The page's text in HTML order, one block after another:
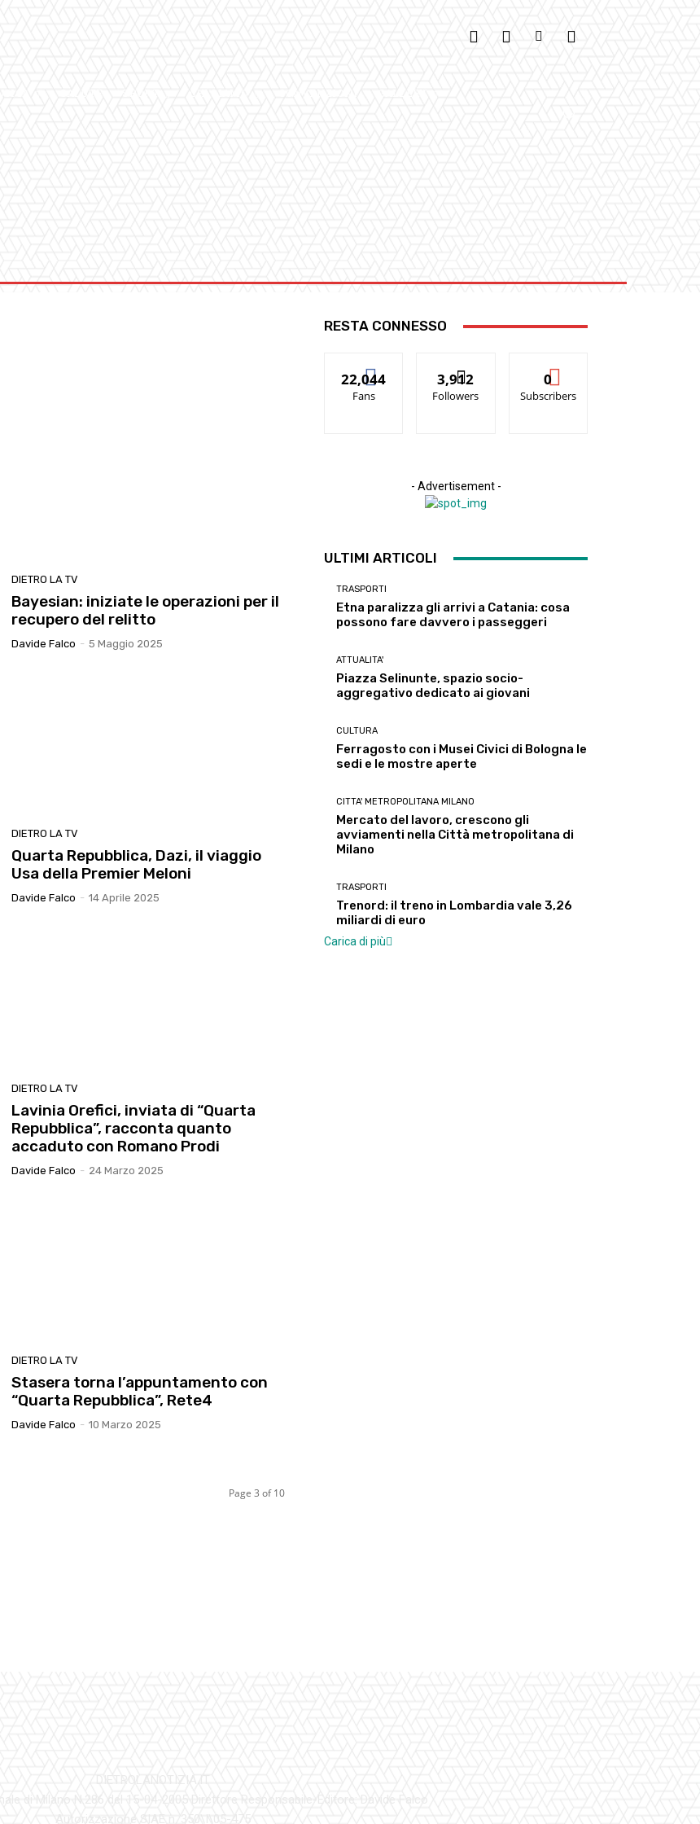
DIETRO LA TV
Bayesian: iniziate le operazioni per il
recupero del relitto
Davide Falco - 5 Maggio 2025
DIETRO LA TV
Quarta Repubblica, Dazi, il viaggio
Usa della Premier Meloni
Davide Falco - 14 Aprile 2025
DIETRO LA TV
Lavinia Orefici, inviata di “Quarta
Repubblica”, racconta quanto
accaduto con Romano Prodi
Davide Falco - 24 Marzo 2025
DIETRO LA TV
Stasera torna l’appuntamento con
“Quarta Repubblica”, Rete4
Davide Falco - 10 Marzo 2025
Page 3 of 10
RESTA CONNESSO
22,044
Fans
3,912
Followers
0
Subscribers
- Advertisement -
ULTIMI ARTICOLI
TRASPORTI
Etna paralizza gli arrivi a Catania: cosa
possono fare davvero i passeggeri
ATTUALITA'
Piazza Selinunte, spazio socio-
aggregativo dedicato ai giovani
CULTURA
Ferragosto con i Musei Civici di Bologna le
sedi e le mostre aperte
CITTA' METROPOLITANA MILANO
Mercato del lavoro, crescono gli
avviamenti nella Città metropolitana di
Milano
TRASPORTI
Trenord: il treno in Lombardia vale 3,26
miliardi di euro
Carica di più